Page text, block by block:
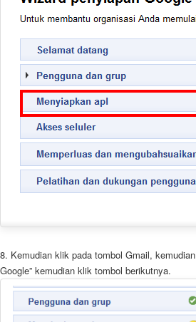
8. Kemudian klik pada tombol Gmail,
Google” kemudian klik tombol berikutnya.